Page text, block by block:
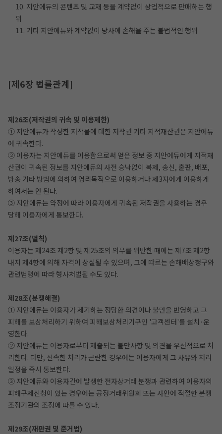
10. 지안에듀의 콘텐츠 및 교재 등을 계약없이 상업적으로 판매하는 행
위
11. 기타 지안에듀와 계약없이 당사에 손해을 주는 불법적인 행위
[제6장 법률관계]
제26조(저작권의 귀속 및 이용제한)
① 지안에듀가 작성한 저작물에 대한 저작권 기타 지적재산권은 지안에듀
에 귀속한다.
② 이용자는 지안에듀를 이용함으로써 얻은 정보 중 지안에듀에게 지적재
산권이 귀속된 정보를 지안에듀의 사전 승낙없이 복제, 송신, 출판, 배포,
방송 기타 방법에 의하여 영리목적으로 이용하거나 제3자에게 이용하게
하여서는 안 된다.
③ 지안에듀는 약정에 따라 이용자에게 귀속된 저작권을 사용하는 경우
당해 이용자에게 통보한다.
제27조(벌칙)
이용자는 제24조 제2항 및 제25조의 의무를 위반한 때에는 제7조 제2항
내지 제4항에 의해 자격이 상실될 수 있으며, 그에 따르는 손해배상청구와
관련법령에 따라 형사처벌될 수도 있다.
제28조(분쟁해결)
① 지안에듀는 이용자가 제기하는 정당한 의견이나 불만을 반영하고 그
피해를 보상처리하기 위하여 피해보상처리기구인 '고객센터'를 설치·운
영한다.
② 지안에듀는 이용자로부터 제출되는 불만사항 및 의견을 우선적으로 처
리한다. 다만, 신속한 처리가 곤란한 경우에는 이용자에게 그 사유와 처리
일정을 즉시 통보한다.
③ 지안에듀와 이용자간에 발생한 전자상거래 분쟁과 관련하여 이용자의
피해구제신청이 있는 경우에는 공정거래위원회 또는 사안에 적절한 분쟁
조정기관의 조정에 따를 수 있다.
제29조(재판권 및 준거법)